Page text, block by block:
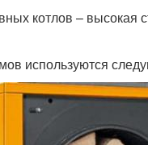
котлов – высокая
используются